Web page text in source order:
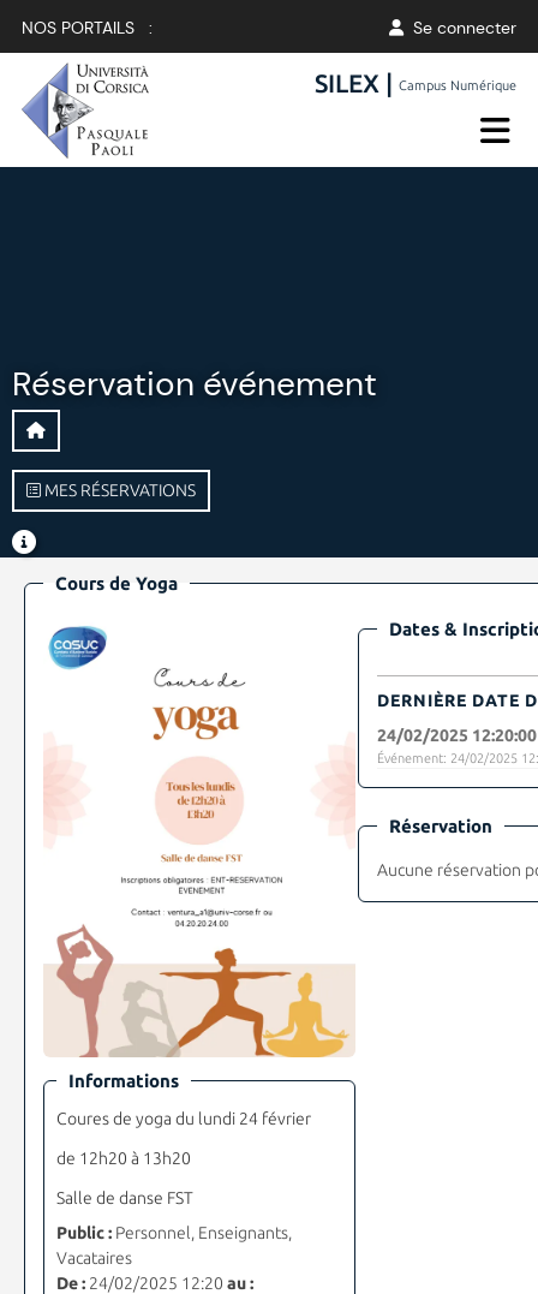
NOS PORTAILS : Se connecter
SILEX |Campus Numérique
Réservation événement
MES RÉSERVATIONS
Cours de Yoga
Informations
Coures de yoga du lundi 24 février
de 12h20 à 13h20
Salle de danse FST
Public :Personnel, Enseignants,
Vacataires
De :24/02/2025 12:20 au :
Dates &
DERNIÈRE DATE
24/02/2025 12:20:00
Événement: 24/02/2025
Réservation
Aucune réservation